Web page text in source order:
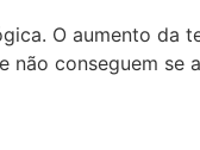
O aumento da
conseguem se